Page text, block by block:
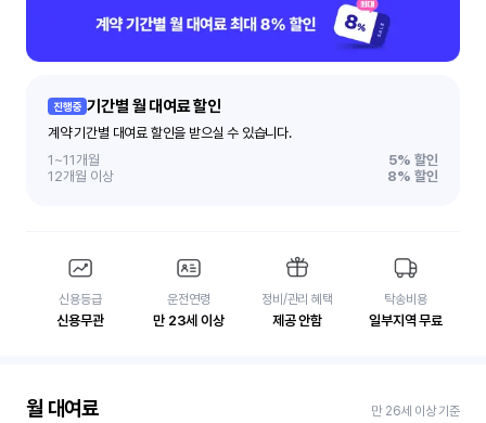
진행중 기간별 월 대여료 할인
계약 기간별 대여료 할인을 받으실 수 있습니다.
1~11개월
5% 할인
12개월 이상
8% 할인
신용등급
신용무관
운전연령
만 23세 이상
정비/관리 혜택
제공 안함
탁송비용
일부지역 무료
월 대여료 만 26세 이상 기준